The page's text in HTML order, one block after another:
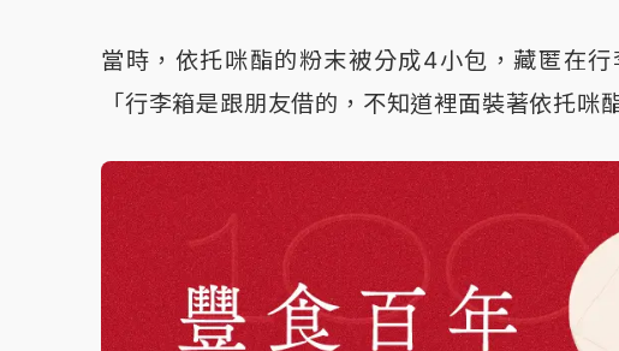
當時，依托咪酯的粉末被分成4小包，藏匿在
「行李箱是跟朋友借的，不知道裡面裝著依托咪